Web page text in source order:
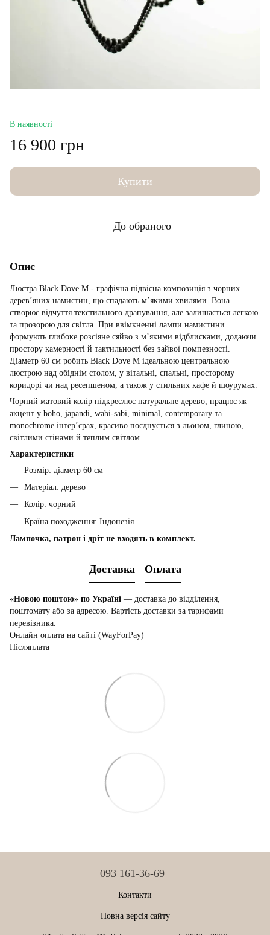
В наявності
16 900 грн
Купити
До обраного
Опис
Люстра Black Dove M - графічна підвісна композиція з чорних
дерев’яних намистин, що спадають м’якими хвилями. Вона
створює відчуття текстильного драпування, але залишається легкою
та прозорою для світла. При ввімкненні лампи намистини
формують глибоке розсіяне сяйво з м’якими відблисками, додаючи
простору камерності й тактильності без зайвої помпезності.
Діаметр 60 см робить Black Dove M ідеальною центральною
люстрою над обіднім столом, у вітальні, спальні, просторому
коридорі чи над ресепшеном, а також у стильних кафе й шоурумах.
Чорний матовий колір підкреслює натуральне дерево, працює як
акцент у boho, japandi, wabi-sabi, minimal, contemporary та
monochrome інтер’єрах, красиво поєднується з льоном, глиною,
світлими стінами й теплим світлом.
Характеристики
Розмір: діаметр 60 см
Матеріал: дерево
Колір: чорний
Країна походження: Індонезія
Лампочка, патрон і дріт не входять в комплект.
Доставка Оплата
«Новою поштою» по Україні — доставка до відділення,
поштомату або за адресою. Вартість доставки за тарифами
перевізника.
Онлайн оплата на сайті (WayForPay)
Післяплата
093 161-36-69
Контакти
Повна версія сайту